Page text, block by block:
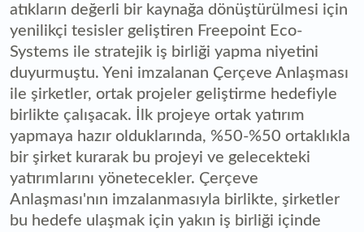
atıkların değerli bir kaynağa dönüştürülmesi için
yenilikçi tesisler geliştiren Freepoint Eco-
Systems ile stratejik iş birliği yapma niyetini
duyurmuştu. Yeni imzalanan Çerçeve Anlaşması
ile şirketler, ortak projeler geliştirme hedefiyle
birlikte çalışacak. İlk projeye ortak yatırım
yapmaya hazır olduklarında, %50-%50 ortaklıkla
bir şirket kurarak bu projeyi ve gelecekteki
yatırımlarını yönetecekler. Çerçeve
Anlaşması'nın imzalanmasıyla birlikte, şirketler
bu hedefe ulaşmak için yakın iş birliği içinde